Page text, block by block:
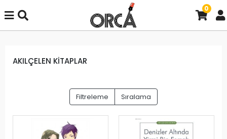
0
AKILÇELEN KİTAPLAR
Filtreleme Sıralama